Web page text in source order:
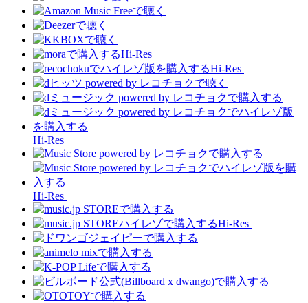
Hi-Res
Hi-Res
Hi-Res
Hi-Res
Hi-Res